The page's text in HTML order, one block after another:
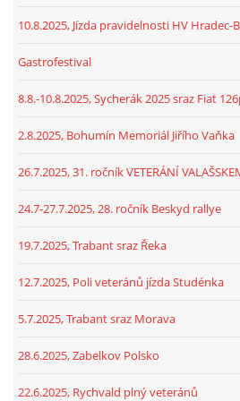
10.8.2025, Jízda pravidelnosti HV Hradec-
Gastrofestival
8.8.-10.8.2025, Sycherák 2025 sraz Fiat
2.8.2025, Bohumín Memoriál Jiřího Vaňka
26.7.2025, 31. ročník VETERÁNÍ
24.7-27.7.2025, 28. ročník Beskyd rallye
19.7.2025, Trabant sraz Řeka
12.7.2025, Poli veteránů jízda Studénka
5.7.2025, Trabant sraz Morava
28.6.2025, Zabelkov Polsko
22.6.2025, Rychvald plný veteránů